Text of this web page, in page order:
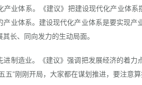
体系。《建议》把建设现代化产业体系
业体系。建设现代化产业体系是要实现
长、同向发力的生动局面。
造业。《建议》强调把发展经济的着力
五”刚刚开局，大家都在谋划推进，要注意